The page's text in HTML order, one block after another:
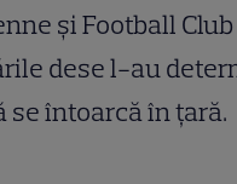
și Football Club
dese l-au
întoarcă în țară.